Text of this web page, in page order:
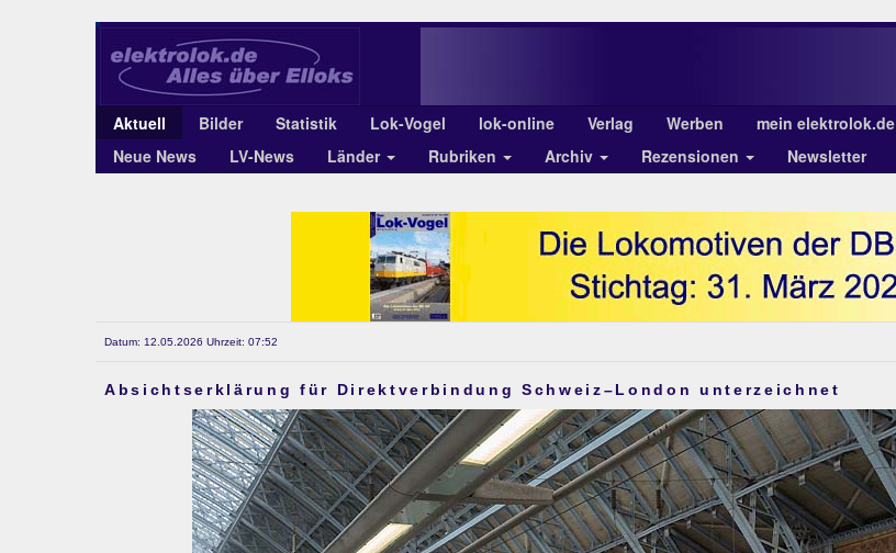
Aktuell Bilder Statistik Lok-Vogel lok-online Verlag Werben mein elektrolok.de
Neue News
LV-News Länder Rubriken Archiv Rezensionen Newsletter
Datum: 12.05.2026 Uhrzeit: 07:52
Absichtserklärung für Direktverbindung Schweiz–London unterzeichnet